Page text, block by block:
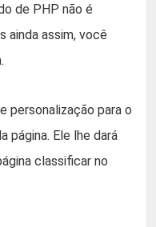
de PHP não é
ainda assim, você
personalização para o
página. Ele lhe dará
classificar no